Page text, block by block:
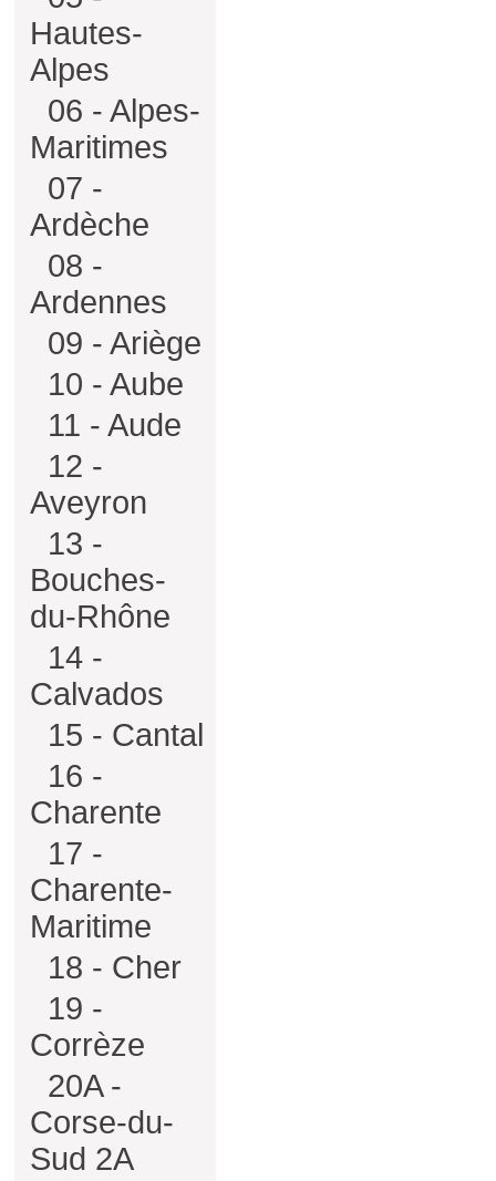
Hautes-
Alpes
06 - Alpes-
Maritimes
07 -
Ardèche
08 -
Ardennes
09 - Ariège
10 - Aube
11 - Aude
12 -
Aveyron
13 -
Bouches-
du-Rhône
14 -
Calvados
15 - Cantal
16 -
Charente
17 -
Charente-
Maritime
18 - Cher
19 -
Corrèze
20A -
Corse-du-
Sud 2A